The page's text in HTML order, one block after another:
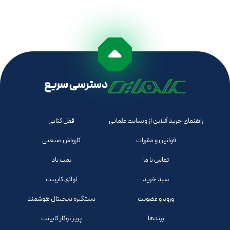
دسترسی سریع
راهنمای خرید آنلاین از وبسایت علمایی
قوانین و مقررات
تماس با ما
سبد خرید
ورود و عضویت
برندها
قفل کتابی
کارواش صنعتی
پمپ باد
لولای کابینت
دستگیره دیجیتال هوشمند
پریز توکار کابینت